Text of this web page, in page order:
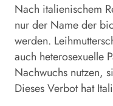
Nach italienischem
nur der Name der
werden.
auch heterosexuelle
Nachwuchs nutzen,
Dieses Verbot hat